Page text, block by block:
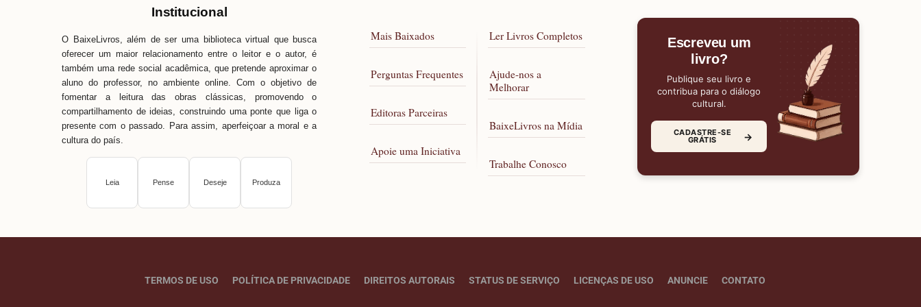
Institucional
O BaixeLivros, além de ser uma biblioteca virtual que busca
oferecer um maior relacionamento entre o leitor e o autor, é
também uma rede social acadêmica, que pretende aproximar o
aluno do professor, no ambiente online. Com o objetivo de
fomentar a leitura das obras clássicas, promovendo o
compartilhamento de ideias, construindo uma ponte que liga o
presente com o passado. Para assim, aperfeiçoar a moral e a
cultura do país.
Leia Pense Deseje Produza
Mais Baixados
Perguntas Frequentes
Editoras Parceiras
Apoie uma Iniciativa
Ler Livros Completos
Ajude-nos a
Melhorar
BaixeLivros na Mídia
Trabalhe Conosco
Escreveu um
livro?
Publique seu livro e
contribua para o diálogo
cultural.
CADASTRE-SE
GRÁTIS →
TERMOS DE USO POLÍTICA DE PRIVACIDADE DIREITOS AUTORAIS STATUS DE SERVIÇO LICENÇAS DE USO ANUNCIE CONTATO